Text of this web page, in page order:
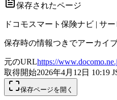
保存されたページ
ドコモスマート保険ナビ | サ
保存時の情報つきでアーカイ
元のURLhttps://
取得開始2026年4月12日 10:19
保存ページを開く